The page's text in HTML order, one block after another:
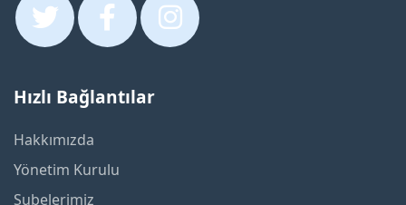
Hızlı Bağlantılar
Hakkımızda
Yönetim Kurulu
Şubelerimiz